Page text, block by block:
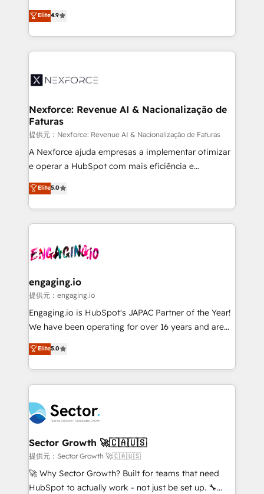
technical know-how and strategic guidance you
need to succeed.
Elite Partner. With 500+ projects across the U.S.,
Brazil, and LATAM, we combine global expertise with
regional experience. Today, we are Brazil’s largest
HubSpot Elite Partner—trusted by companies across
Implementation & Migration Onboarding across all
Station, Freshdesk, Intercom, and more. Custom
objects, automations, and integrations built for
growth. 🚀 AI-Driven GTM Orchestration Unify
HubSpot with LinkedIn, WhatsApp, email, paid
media, and AI voice to drive pipeline. 🤖 AI Custom
prospecting, follow-ups, service triage, and
knowledge retrieval—built in HubSpot. ⚡ Fast-Track
advanced optimization & adoption 📍 São Paulo, BR
• Des Moines, IA • New York, NY
Elite4.9
Nexforce: Revenue AI & Nacionalização de
Faturas
提供元：Nexforce: Revenue AI & Nacionalização de Faturas
A Nexforce ajuda empresas a implementar otimizar
e operar a HubSpot com mais eficiência e
previsibilidade de receita. Combinamos Revenue
Operations (RevOps) e Inteligência Artificial para
estruturar processos integrar sistemas organizar
dados e automatizar operações. O objetivo é
operacional de receita conectando equipes
Também somos distribuidores oficiais da HubSpot
e de mais de 150 softwares globais permitindo
contratar e pagar a HubSpot em reais com nota
fiscal no Brasil e gerar economia de até 50% na
Oferecemos ainda agentes de IA especializados em
HubSpot que automatizam tarefas executam rotinas
empresas em 13 países utilizam a Nexforce. Somos
a maior parceira da HubSpot na América Latina e
líder no ranking global de sucesso do cliente da
HubSpot.
Elite5.0
engaging.io
提供元：engaging.io
Engaging.io is HubSpot's JAPAC Partner of the Year!
We have been operating for over 16 years and are
one of HubSpot's most experienced and technically
capable Agency Partners globally. We specialise in
complex CRM migrations, implementations,
integrations, custom CMS portal development,
businesses. Our teams are based in North America
and APAC. We are HubSpot's top-ranked Advanced
Implementation Certified Partner and we contribute
to their advisory council. We strive to do 'good work
with good people' and have worked with incredible
brands. You can see some of them on our website,
Elite5.0
Sector Growth 🚀🇨🇦🇺🇸
提供元：Sector Growth 🚀🇨🇦🇺🇸
🚀 Why Sector Growth? Built for teams that need
HubSpot to actually work - not just be set up. 🔧